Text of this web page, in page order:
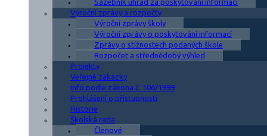
Sazebník úhrad za poskytování informací
Výroční zprávy a rozpočty
Výroční zprávy školy
Výroční zprávy o poskytování informací
Zprávy o stížnostech podaných škole
Rozpočet a střednědobý výhled
Projekty
Veřejné zakázky
Info podle zákona č. 106/1999
Prohlášení o přístupnosti
Historie
Školská rada
Členové